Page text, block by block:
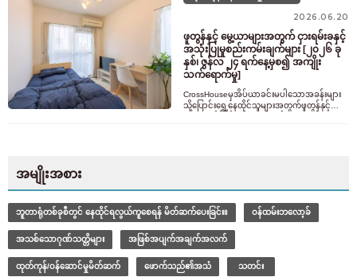
2026.06.20
ဖူတွန်နှင့် မွေ့ယာများအတွက် ငှားရမ်းခနှင့်
အသုံးပြုမှုစည်းကမ်းချက်များ [၂၀၂၆ ခု
နှစ်၊ ဇွန်လ ၂၄ ရက်နေ့မှစ၍ အကျိုး
သက်ရောက်မှု]
CrossHouseမှအိပ်ယာခင်းမပါသောအခန်းများ
သို့ပြောင်းရွှေ့နေထိုင်သူများအတွက်ဖူတွန်နှင့်မွေ့
အမျိုးအစား
ဘူတာရုံတစ်ခုစီတွင် နေထိုင်ရလွယ်ကူစေရန် မိတ်ဆက်ပေးခြင်း။ ဝန်ထမ်းဘလော့ခ်
အသစ်သောဂုဏ်သတ္တိများ အဖြစ်အပျက်အချက်အလက်
ထုတ်ကုန်/ဝန်ဆောင်မှုမိတ်ဆက် ဖောက်သည်၏အသံ သတင်း